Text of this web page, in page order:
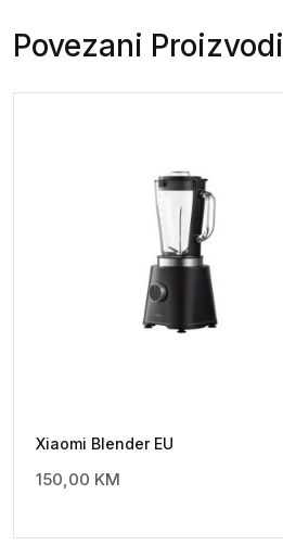
Povezani Proizvodi
Xiaomi Blender EU
150,00 KM